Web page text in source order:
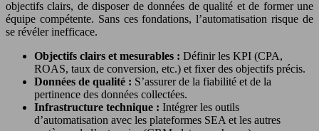
objectifs clairs, de disposer de données de qualité et de former une
équipe compétente. Sans ces fondations, l’automatisation risque de
se révéler inefficace.
Objectifs clairs et mesurables : Définir les KPI (CPA,
ROAS, taux de conversion, etc.) et fixer des objectifs précis.
Données de qualité : S’assurer de la fiabilité et de la
pertinence des données collectées.
Infrastructure technique : Intégrer les outils
d’automatisation avec les plateformes SEA et les autres